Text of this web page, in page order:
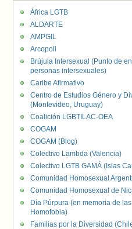
África LGTB
ALDARTE
AMPGIL
Arcopoli
Brújula Intersexual (Punto de
personas intersexuales)
Caribe Afirmativo
Centro de Estudios Género y
(Montevideo, Uruguay)
Coalición LGBTILAC-OEA
COGAM
COGAM (Blog)
Colectivo Lambda (Valencia)
Colectivo LGTB GAMÁ (Islas
Comunidad Homosexual
Comunidad Homosexual de
Día Púrpura (en memoria de
Homofobia)
Familias por la Diversidad